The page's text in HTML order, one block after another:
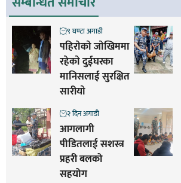
पहिराेकाे जाेखिममा
रहेकाे दुईघरका
मानिसलाई सुरक्षित
सारीयाे
९ घण्टा अगाडी
आगलागी
पीडितलाई सशस्त्र
प्रहरी बलको
सहयोग
२ दिन अगाडी